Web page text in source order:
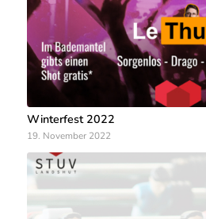
Winterfest 2022
19. November 2022